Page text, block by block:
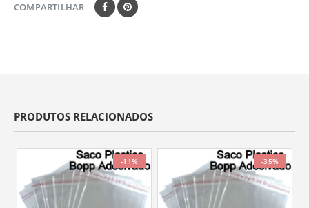
COMPARTILHAR
PRODUTOS RELACIONADOS
-11% -35%